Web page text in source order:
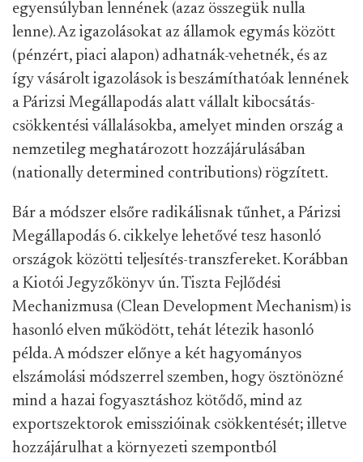
egyensúlyban lennének (azaz összegük nulla
lenne). Az igazolásokat az államok egymás között
(pénzért, piaci alapon) adhatnák-vehetnék, és az
így vásárolt igazolások is beszámíthatóak lennének
a Párizsi Megállapodás alatt vállalt kibocsátás-
csökkentési vállalásokba, amelyet minden ország a
nemzetileg meghatározott hozzájárulásában
(nationally determined contributions) rögzített.
Bár a módszer elsőre radikálisnak tűnhet, a Párizsi
Megállapodás 6. cikkelye lehetővé tesz hasonló
országok közötti teljesítés-transzfereket. Korábban
a Kiotói Jegyzőkönyv ún. Tiszta Fejlődési
Mechanizmusa (Clean Development Mechanism) is
hasonló elven működött, tehát létezik hasonló
példa. A módszer előnye a két hagyományos
elszámolási módszerrel szemben, hogy ösztönözné
mind a hazai fogyasztáshoz kötődő, mind az
exportszektorok emisszióinak csökkentését; illetve
hozzájárulhat a környezeti szempontból